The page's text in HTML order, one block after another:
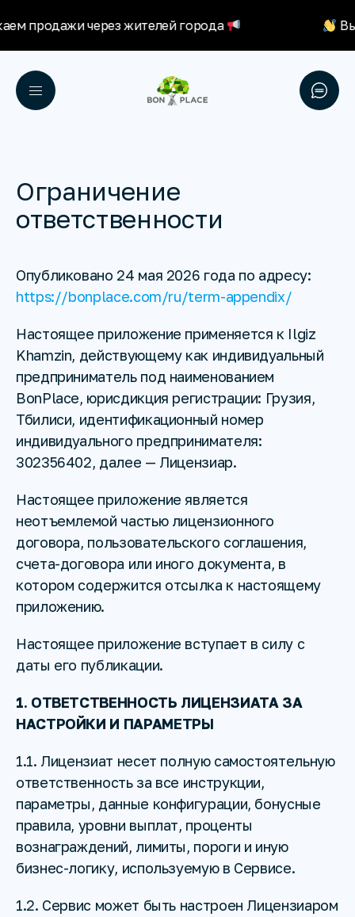
продажи через жителей города Вы
Ограничение
ответственности
Опубликовано 24 мая 2026 года по адресу:
https://bonplace.com/ru/term-appendix/
Настоящее приложение применяется к Ilgiz
Khamzin, действующему как индивидуальный
предприниматель под наименованием
BonPlace, юрисдикция регистрации: Грузия,
Тбилиси, идентификационный номер
индивидуального предпринимателя:
302356402, далее — Лицензиар.
Настоящее приложение является
неотъемлемой частью лицензионного
договора, пользовательского соглашения,
счета-договора или иного документа, в
котором содержится отсылка к настоящему
приложению.
Настоящее приложение вступает в силу с
даты его публикации.
1. ОТВЕТСТВЕННОСТЬ ЛИЦЕНЗИАТА ЗА
НАСТРОЙКИ И ПАРАМЕТРЫ
1.1. Лицензиат несет полную самостоятельную
ответственность за все инструкции,
параметры, данные конфигурации, бонусные
правила, уровни выплат, проценты
вознаграждений, лимиты, пороги и иную
бизнес-логику, используемую в Сервисе.
1.2. Сервис может быть настроен Лицензиаром